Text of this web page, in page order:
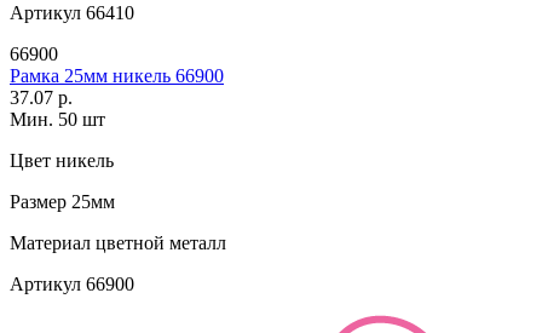
Артикул 66410
66900
Рамка 25мм никель 66900
37.07 р.
Мин. 50 шт
Цвет никель
Размер 25мм
Материал цветной металл
Артикул 66900